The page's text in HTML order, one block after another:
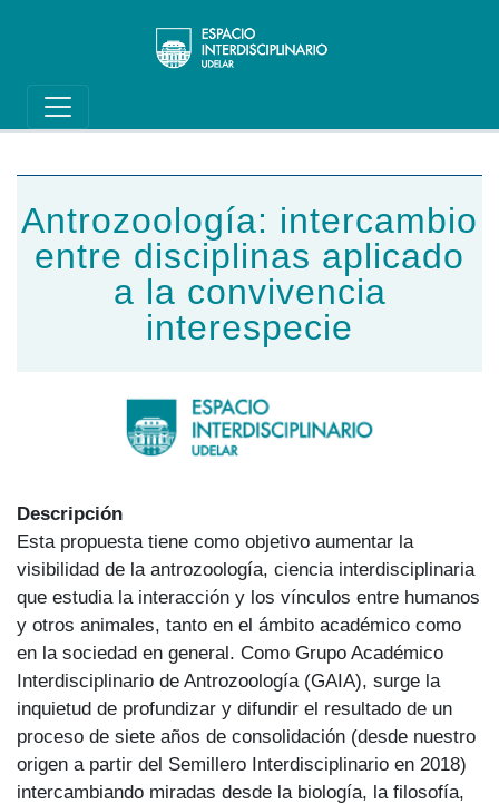
Main navigation
Antrozoología: intercambio
entre disciplinas aplicado
a la convivencia
interespecie
Descripción
Esta propuesta tiene como objetivo aumentar la
visibilidad de la antrozoología, ciencia interdisciplinaria
que estudia la interacción y los vínculos entre humanos
y otros animales, tanto en el ámbito académico como
en la sociedad en general. Como Grupo Académico
Interdisciplinario de Antrozoología (GAIA), surge la
inquietud de profundizar y difundir el resultado de un
proceso de siete años de consolidación (desde nuestro
origen a partir del Semillero Interdisciplinario en 2018)
intercambiando miradas desde la biología, la filosofía,